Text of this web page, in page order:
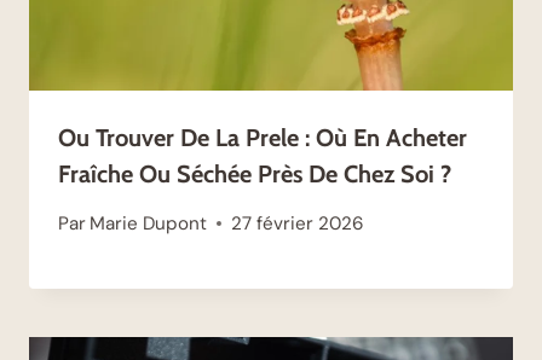
Ou Trouver De La Prele : Où En Acheter
Fraîche Ou Séchée Près De Chez Soi ?
Par Marie Dupont 27 février 2026